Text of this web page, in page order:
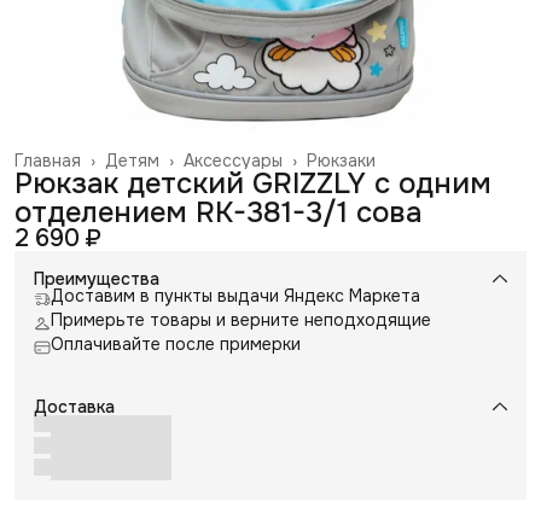
Рюкзаки
Аксессуары ›
Детям ›
Главная ›
Рюкзак детский GRIZZLY с одним
отделением RK-381-3/1 сова
2 690 ₽
Преимущества
Доставим в пункты выдачи Яндекс Маркета
Примерьте товары и верните неподходящие
Оплачивайте после примерки
Доставка